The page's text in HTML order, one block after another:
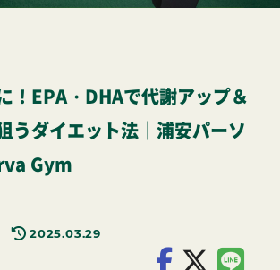
！EPA・DHAで代謝アップ＆
うダイエット法｜浦安パーソ
Gym
2025.03.29